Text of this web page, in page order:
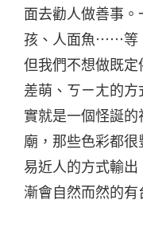
面去勸人做善事
孩、人面魚⋯⋯等
但我們不想做既
差萌、ㄎㄧㄤ的
實就是一個怪誕
廟，那些色彩都
易近人的方式輸
漸會自然而然的有